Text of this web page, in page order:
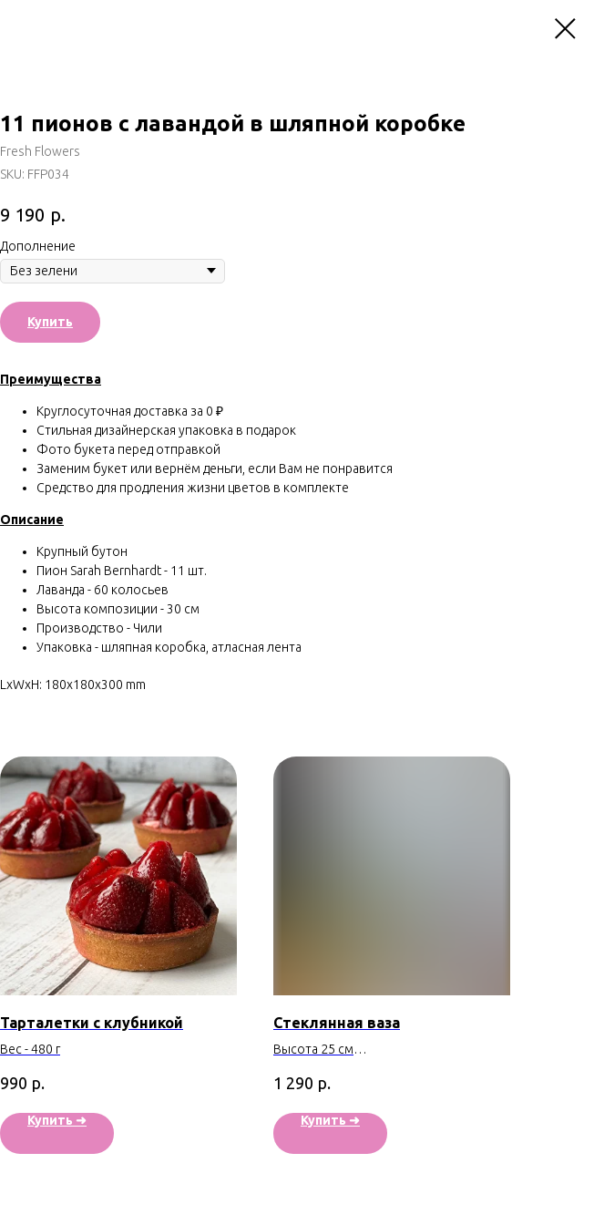
11 пионов с лавандой в шляпной коробке
Fresh Flowers
SKU: FFP034
9 190 р.
Дополнение
Купить
Преимущества
Круглосуточная доставка за 0 ₽
Стильная дизайнерская упаковка в подарок
Фото букета перед отправкой
Заменим букет или вернём деньги, если Вам не понравится
Средство для продления жизни цветов в комплекте
Описание
Крупный бутон
Пион Sarah Bernhardt - 11 шт.
Лаванда - 60 колосьев
Высота композиции - 30 см
Производство - Чили
Упаковка - шляпная коробка, атласная лента
LxWxH: 180x180x300 mm
Тарталетки с клубникой
Вес - 480 г
990 р.
Купить ➜
Стеклянная ваза
Высота 25 см
1 290 р.
Купить ➜